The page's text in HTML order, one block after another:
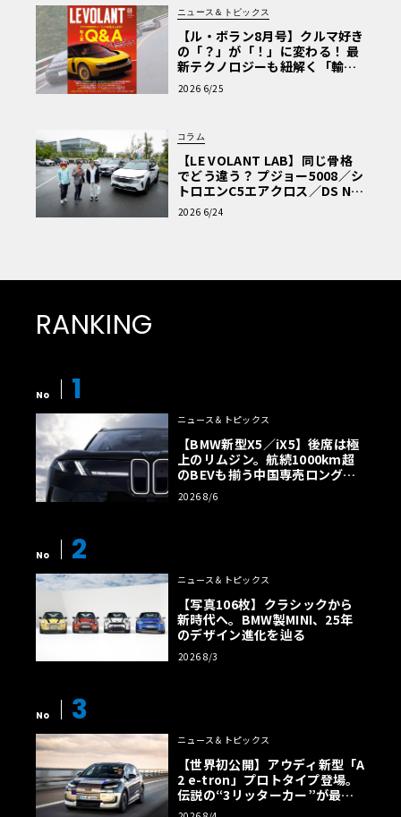
ニュース＆トピックス
【ル・ボラン8月号】クルマ好き
の「？」が「！」に変わる！ 最
新テクノロジーも紐解く「輸入
車Q&A」
2026 6/25
コラム
【LE VOLANT LAB】同じ骨格
でどう違う？ プジョー5008／シ
トロエンC5エアクロス／DS Nº4
読者一気乗りレポート
2026 6/24
RANKING
No 1
ニュース＆トピックス
【BMW新型X5／iX5】後席は極
上のリムジン。航続1000km超
のBEVも揃う中国専売ロング仕
様の全貌
2026 8/6
No 2
ニュース＆トピックス
【写真106枚】クラシックから
新時代へ。BMW製MINI、25年
のデザイン進化を辿る
2026 8/3
No 3
ニュース＆トピックス
【世界初公開】アウディ新型「A
2 e-tron」プロトタイプ登場。
伝説の“3リッターカー”が最高
効率エントリーBEVとして復活